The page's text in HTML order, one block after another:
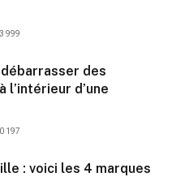
999
des
l’intérieur d’une
197
: voici les 4 marques